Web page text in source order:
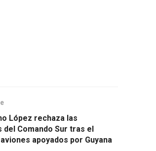
López rechaza las
del Comando Sur tras el
apoyados por Guyana